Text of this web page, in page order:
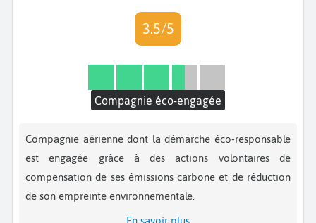
3.5/5
Compagnie éco-engagée
Compagnie aérienne dont la démarche éco-responsable
est engagée grâce à des actions volontaires de
compensation de ses émissions carbone et de réduction
de son empreinte environnementale.